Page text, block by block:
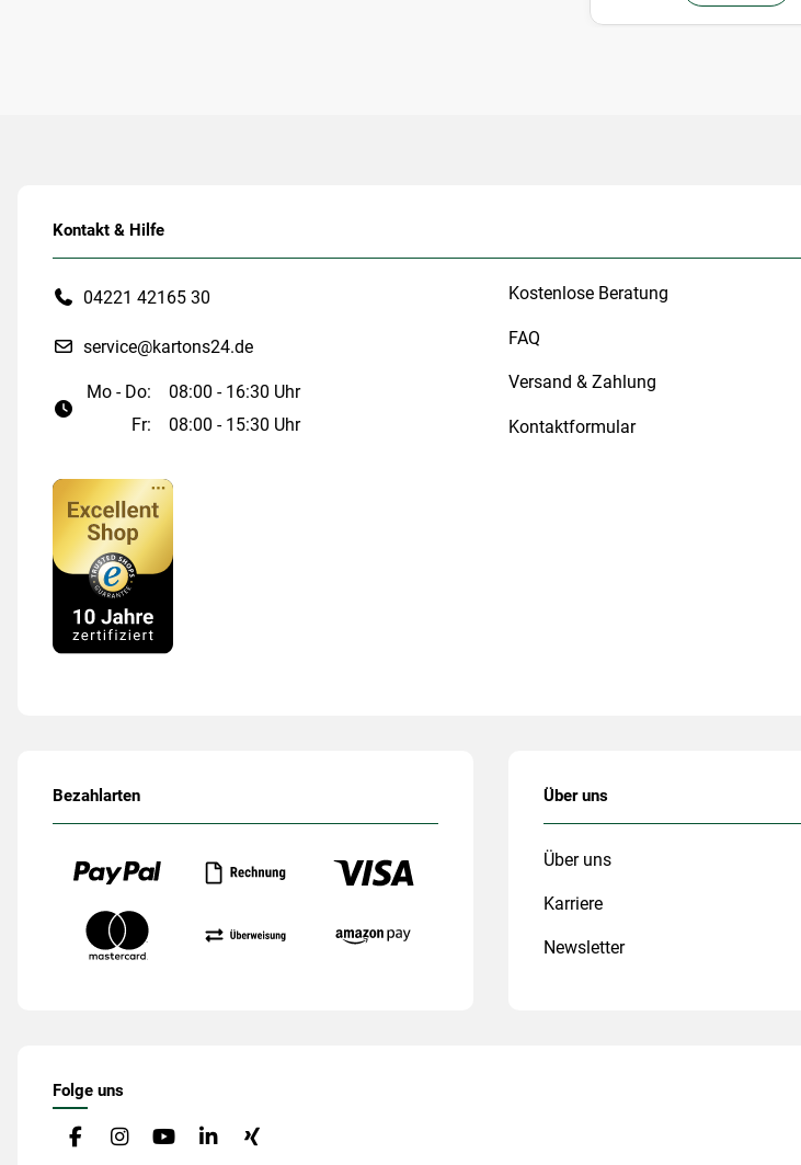
Kontakt & Hilfe
04221 42165 30
service@kartons24.de
Mo - Do:
08:00 - 16:30 Uhr
Fr:
08:00 - 15:30 Uhr
Kostenlose Beratung
FAQ
Versand & Zahlung
Kontaktformular
Bezahlarten Über uns
Über uns
Karriere
Newsletter
Folge uns